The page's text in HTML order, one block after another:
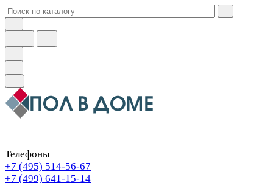
Телефоны
+7 (495) 514-56-67
+7 (499) 641-15-14